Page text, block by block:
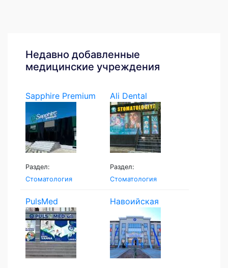
Недавно добавленные
медицинские учреждения
Sapphire Premium
Раздел:
Стоматология
Ali Dental
Раздел:
Стоматология
PulsMed
Навоийская
Семейная...